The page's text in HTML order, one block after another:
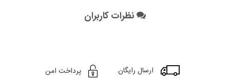
نظرات کاربران
ارسال رایگان پرداخت امن